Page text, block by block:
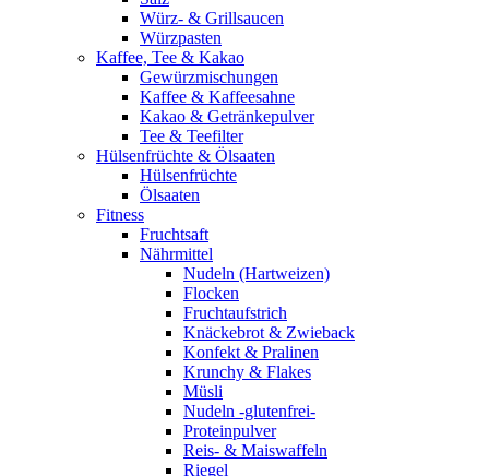
Würz- & Grillsaucen
Würzpasten
Kaffee, Tee & Kakao
Gewürzmischungen
Kaffee & Kaffeesahne
Kakao & Getränkepulver
Tee & Teefilter
Hülsenfrüchte & Ölsaaten
Hülsenfrüchte
Ölsaaten
Fitness
Fruchtsaft
Nährmittel
Nudeln (Hartweizen)
Flocken
Fruchtaufstrich
Knäckebrot & Zwieback
Konfekt & Pralinen
Krunchy & Flakes
Müsli
Nudeln -glutenfrei-
Proteinpulver
Reis- & Maiswaffeln
Riegel